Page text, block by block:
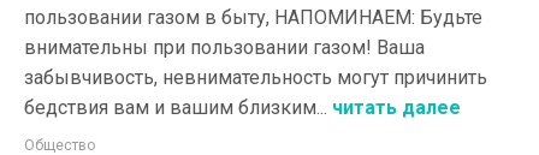
пользовании газом в быту, НАПОМИНАЕМ: Будьте
внимательны при пользовании газом! Ваша
забывчивость, невнимательность могут причинить
бедствия вам и вашим близким... читать далее
Общество